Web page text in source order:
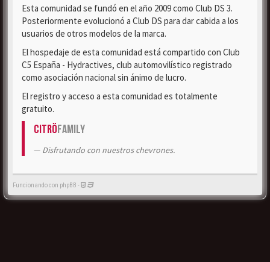
Esta comunidad se fundó en el año 2009 como Club DS 3.
Posteriormente evolucionó a Club DS para dar cabida a los
usuarios de otros modelos de la marca.
El hospedaje de esta comunidad está compartido con Club
C5 España - Hydractives, club automovilístico registrado
como asociación nacional sin ánimo de lucro.
El registro y acceso a esta comunidad es totalmente
gratuito.
CitröFamily
Disfrutando con nuestros chevrones.
Funcionando con phpBB -